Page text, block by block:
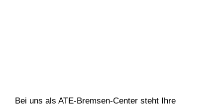
Bei uns als ATE-Bremsen-Center steht Ihre